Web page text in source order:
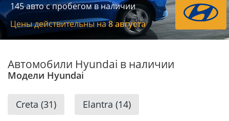
145авто с пробегом в наличии
Цены действительны на8 августа
Автомобили Hyundai в наличии
Модели Hyundai
Creta (31) Elantra (14)